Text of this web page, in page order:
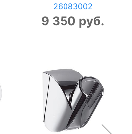
26083002
9 350 руб.